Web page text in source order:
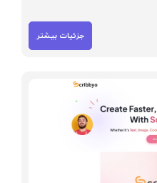
جزئیات بیشتر